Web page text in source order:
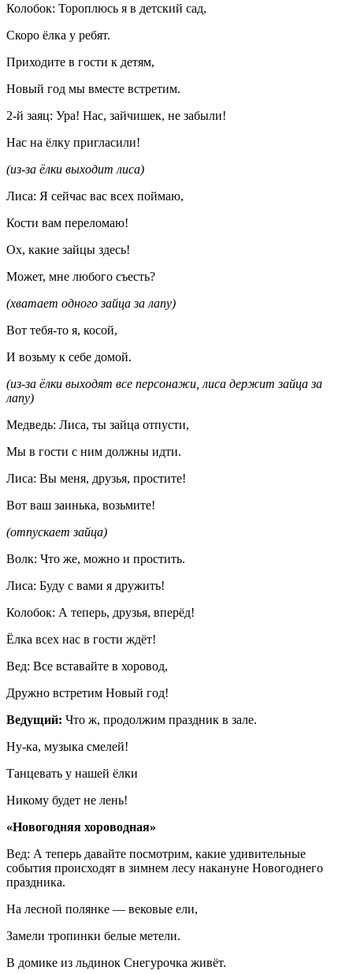
Колобок: Тороплюсь я в детский сад,
Скоро ёлка у ребят.
Приходите в гости к детям,
Новый год мы вместе встретим.
2-й заяц: Ура! Нас, зайчишек, не забыли!
Нас на ёлку пригласили!
(из-за ёлки выходит лиса)
Лиса: Я сейчас вас всех поймаю,
Кости вам переломаю!
Ох, какие зайцы здесь!
Может, мне любого съесть?
(хватает одного зайца за лапу)
Вот тебя-то я, косой,
И возьму к себе домой.
(из-за ёлки выходят все персонажи, лиса держит зайца за
лапу)
Медведь: Лиса, ты зайца отпусти,
Мы в гости с ним должны идти.
Лиса: Вы меня, друзья, простите!
Вот ваш заинька, возьмите!
(отпускает зайца)
Волк: Что же, можно и простить.
Лиса: Буду с вами я дружить!
Колобок: А теперь, друзья, вперёд!
Ёлка всех нас в гости ждёт!
Вед: Все вставайте в хоровод,
Дружно встретим Новый год!
Ведущий: Что ж, продолжим праздник в зале.
Ну-ка, музыка смелей!
Танцевать у нашей ёлки
Никому будет не лень!
«Новогодняя хороводная»
Вед: А теперь давайте посмотрим, какие удивительные
события происходят в зимнем лесу накануне Новогоднего
праздника.
На лесной полянке — вековые ели,
Замели тропинки белые метели.
В домике из льдинок Снегурочка живёт.